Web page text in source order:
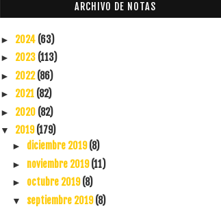
ARCHIVO DE NOTAS
► 2024 (63)
► 2023 (113)
► 2022(86)
► 2021 (82)
► 2020 (82)
▼ 2019(179)
► diciembre 2019(8)
► noviembre 2019(11)
► octubre 2019(8)
▼ septiembre 2019(8)